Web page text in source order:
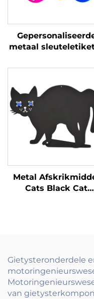
metaal
stempel leë
graveerlogo
Metal
Cats Black Cat
Gietysteronderdele
van